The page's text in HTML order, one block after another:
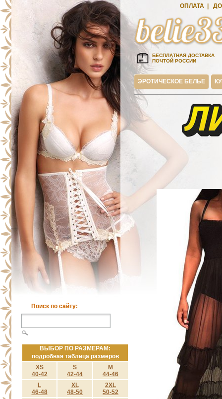
Поиск по сайту:
ВЫБОР ПО РАЗМЕРАМ:
подробная таблица размеров
XS
40-42
S
42-44
M
44-46
L
46-48
XL
48-50
2XL
50-52
ОПЛАТА
БЕСПЛАТНАЯ ДОСТАВКА
ПОЧТОЙ РОССИИ
ЭРОТИЧЕСКОЕ БЕЛЬЕ